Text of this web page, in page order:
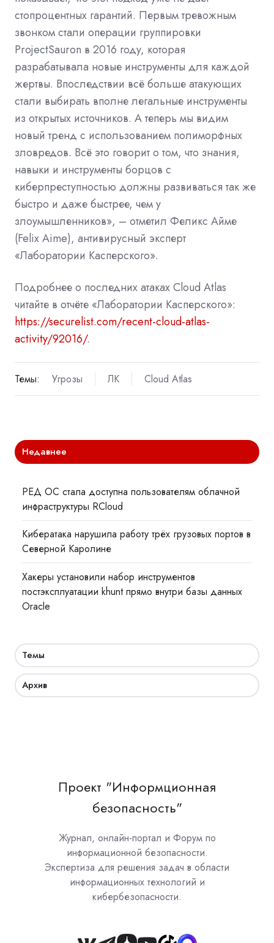
стопроцентных гарантий. Первым тревожным
звонком стали операции группировки
ProjectSauron в 2016 году, которая
разрабатывала новые инструменты для каждой
жертвы. Впоследствии всё больше атакующих
стали выбирать вполне легальные инструменты
из открытых источников. А теперь мы видим
новый тренд с использованием полиморфных
зловредов. Всё это говорит о том, что знания,
навыки и инструменты борцов с
киберпреступностью должны развиваться так же
быстро и даже быстрее, чем у
злоумышленников», – отметил Феликс Айме
(Felix Aime), антивирусный эксперт
«Лаборатории Касперского».
Подробнее о последних атаках Cloud Atlas
читайте в отчёте «Лаборатории Касперского»:
https://securelist.com/recent-cloud-atlas-
activity/92016/.
Темы: Угрозы ЛК Cloud Atlas
Недавнее
РЕД ОС стала доступна пользователям облачной
инфраструктуры RCloud
Кибератака нарушила работу трёх грузовых портов в
Северной Каролине
Хакеры установили набор инструментов
постэксплуатации khunt прямо внутри базы данных
Oracle
Темы
Архив
Проект "Информционная
безопасность"
Журнал, онлайн-портал и Форум по
информационной безопасности.
Экспертиза для решения задач в области
информационных технологий и
кибербезопасности.